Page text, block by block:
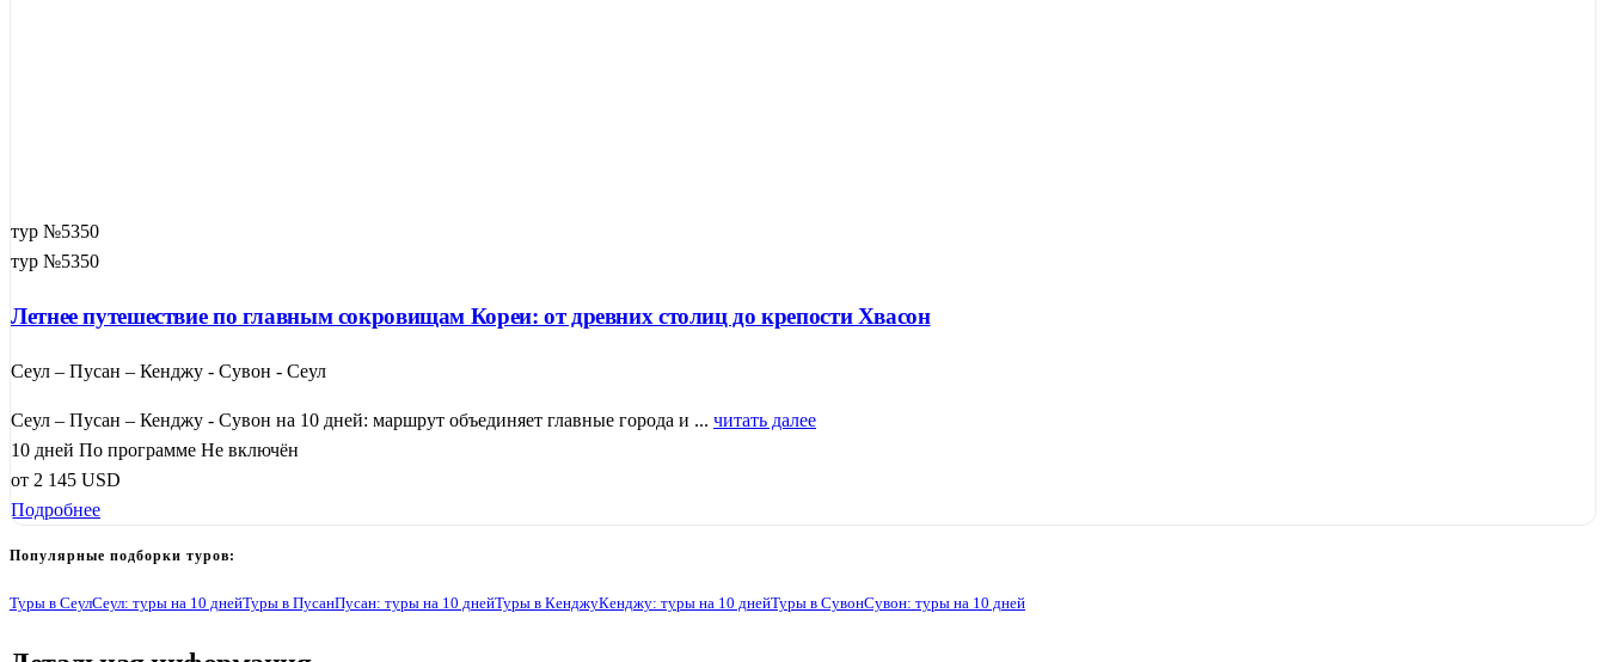
тур №5350
тур №5350
Летнее путешествие по главным сокровищам Кореи: от древних столиц до крепости Хвасон
Сеул – Пусан – Кенджу - Сувон - Сеул
Сеул – Пусан – Кенджу - Сувон на 10 дней: маршрут объединяет главные города и ... читать далее
10 дней По программе Не включён
от 2 145 USD
Подробнее
Популярные подборки туров:
Туры в СеулСеул: туры на 10 днейТуры в ПусанПусан: туры на 10 днейТуры в КенджуКенджу: туры на 10 днейТуры в СувонСувон: туры на 10 дней